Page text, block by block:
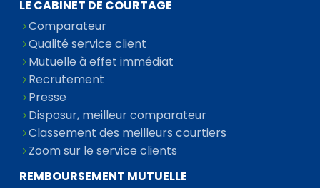
LE CABINET DE COURTAGE
Comparateur
Qualité service client
Mutuelle à effet immédiat
Recrutement
Presse
Disposur, meilleur comparateur
Classement des meilleurs courtiers
Zoom sur le service clients
REMBOURSEMENT MUTUELLE